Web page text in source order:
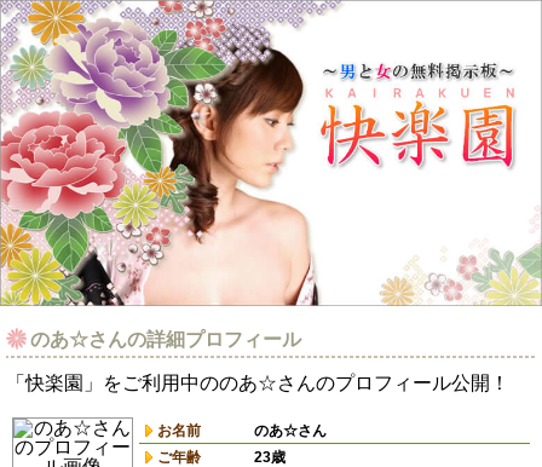
のあ☆さんの詳細プロフィール
「快楽園」をご利用中ののあ☆さんのプロフィール公開！
お名前
のあ☆さん
ご年齢
23歳